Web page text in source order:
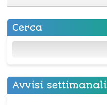
Cerca
Cerca
Avvisi settimanali